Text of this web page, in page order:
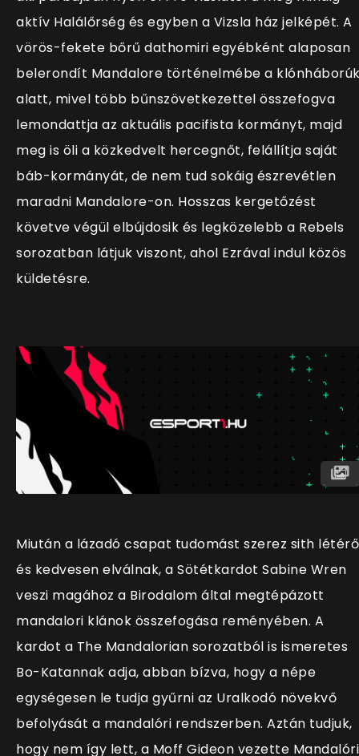
aktív Halálőrség és egyben a Vizsla ház jelképét. A
vörös-fekete bőrű dathomiri egyébként alaposan
belerondít Mandalore történelmébe a
alatt, mivel több bűnszövetkezettel összefogva
lemondattja az aktuális pacifista kormányt, majd
meg is öli a közkedvelt hercegnőt, felállítja saját
báb-kormányát, de nem tud sokáig észrevétlen
maradni Mandalore-on. Hosszas kergetőzést
követve végül elbújdosik és legközelebb a Rebels
sorozatban látjuk viszont, ahol Ezrával indul közös
küldetésre.
Miután a lázadó csapat tudomást szerez sith
és kedvesen elválnak, a Sötétkardot Sabine Wren
veszi magához a Birodalom által megtépázott
mandalori klánok összefogása reményében. A
kardot a The Mandalorian sorozatból is ismeretes
Bo-Katannak adja, abban bízva, hogy a népe
egységesen le tudja gyűrni az Uralkodó növekvő
befolyását a mandalóri rendszerben. Aztán tudjuk,
hogy nem így lett, a Moff Gideon vezette Mandalóri